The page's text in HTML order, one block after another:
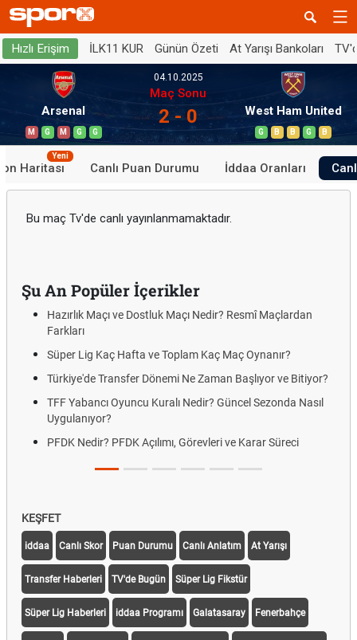
Hızlı Erişim İLK11 KUR Günün Özeti At Yarışı Bankoları
Arsenal
M G M G G
04.10.2025
Maç Sonu
2 - 0 West Ham United
G B B G B
Haritası
Yeni
Canlı Puan Durumu İddaa Oranları
Bu maç Tv'de canlı yayınlanmamaktadır.
Şu An Popüler İçerikler
Hazırlık Maçı ve Dostluk Maçı Nedir? Resmî Maçlardan
Farkları
Süper Lig Kaç Hafta ve Toplam Kaç Maç Oynanır?
Türkiye'de Transfer Dönemi Ne Zaman Başlıyor ve Bitiyor?
TFF Yabancı Oyuncu Kuralı Nedir? Güncel Sezonda Nasıl
Uygulanıyor?
PFDK Nedir? PFDK Açılımı, Görevleri ve Karar Süreci
KEŞFET
iddaa Canlı Skor Puan Durumu Canlı Anlatım At Yarışı
Transfer Haberleri TV'de Bugün Süper Lig Fikstür
Süper Lig Haberleri iddaa Programı Galatasaray Fenerbahçe